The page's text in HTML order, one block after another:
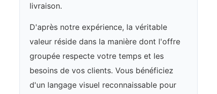
livraison.
D'après notre expérience, la véritable
valeur réside dans la manière dont l'offre
groupée respecte votre temps et les
besoins de vos clients. Vous bénéficiez
d'un langage visuel reconnaissable pour